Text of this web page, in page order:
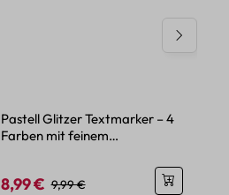
Pastell Glitzer Textmarker – 4
Farben mit feinem
Verkaufspreis:
8,99 € Regulärer Preis:
9,99 €